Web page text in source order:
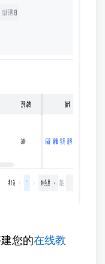
您的在线教